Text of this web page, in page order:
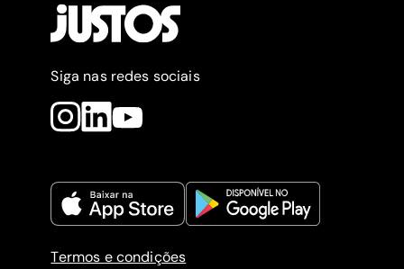
Siga nas redes sociais
Termos e condições